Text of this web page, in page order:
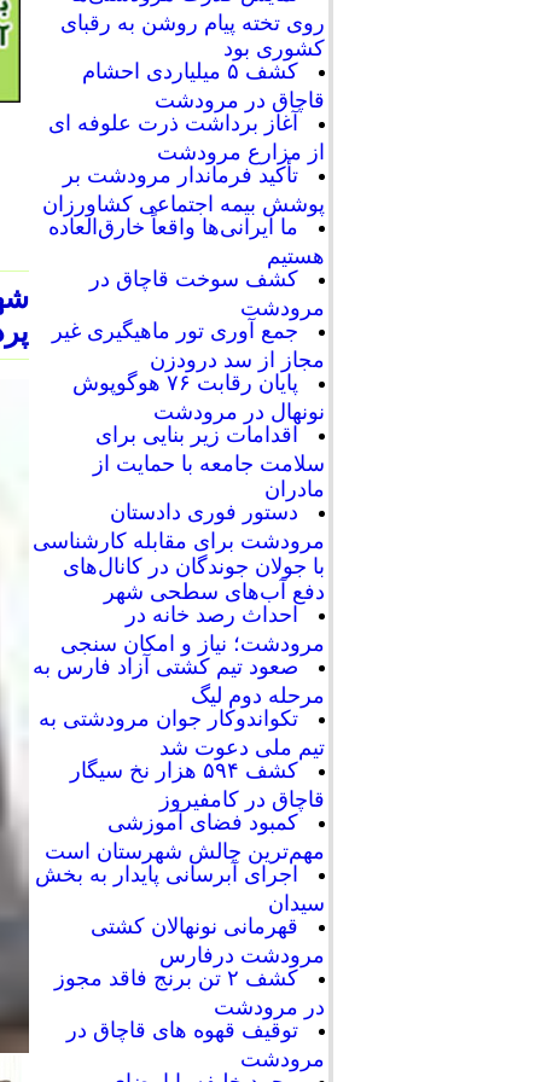
روی تخته پیام روشن به رقبای
کشوری بود
کشف ۵ میلیاردی احشام
قاچاق در مرودشت
آغاز برداشت ذرت علوفه ای
از مزارع مرودشت
تأکید فرماندار مرودشت بر
پوشش بیمه اجتماعی کشاورزان
ما ایرانی‌ها واقعاً خارق‌العاده
هستیم
کشف سوخت قاچاق در
مرودشت
جمع آوری تور ماهیگیری غیر
مجاز از سد درودزن
پایان رقابت‌ ۷۶ هوگوپوش
نونهال در مرودشت
اقدامات زیر بنایی برای
سلامت جامعه با حمایت از
مادران
دستور فوری دادستان
مرودشت برای مقابله کارشناسی
با جولان جوندگان در کانال‌های
دفع آب‌های سطحی شهر
احداث رصد خانه در
مرودشت؛ نیاز و امکان سنجی
صعود تیم کشتی آزاد فارس به
مرحله دوم لیگ
تکواندوکار جوان مرودشتی به
تیم ملی دعوت شد
کشف ۵۹۴ هزار نخ سیگار
قاچاق در کامفیروز
کمبود فضای آموزشی
مهم‌ترین چالش شهرستان است
اجرای آبرسانی پایدار به بخش
سیدان
قهرمانی نونهالان کشتی
مرودشت درفارس
کشف ۲ تن برنج فاقد مجوز
در مرودشت
توقیف قهوه های قاچاق در
مرودشت